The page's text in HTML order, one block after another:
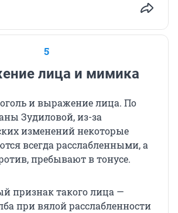
5
лица и мимика
и выражение лица. По
Зудиловой, из-за
изменений некоторые
всегда расслабленными, а
пребывают в тонусе.
признак такого лица —
при вялой расслабленности